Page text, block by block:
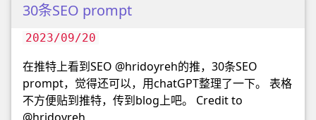
30条SEO prompt
2023/09/20
在推特上看到SEO @hridoyreh的推，30条SEO
prompt，觉得还可以，用chatGPT整理了一下。 表格
不方便贴到推特，传到blog上吧。 Credit to
@hridoyreh